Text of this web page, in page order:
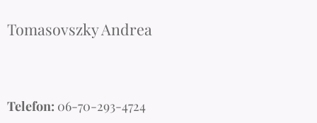
Tomasovszky Andrea
Telefon: 06-70-293-4724